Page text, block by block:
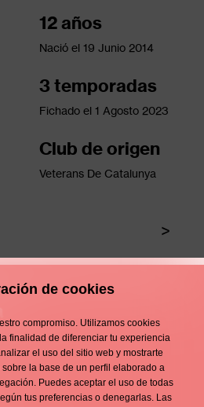
12 años
Nació el 19 Junio 2014
3 temporadas
Fichado el 1 Agosto 2023
Club de origen
Veterans De Catalunya
de cookies
compromiso. Utilizamos cookies
finalidad de diferenciar tu experiencia
el uso del sitio web y mostrarte
la base de un perfil elaborado a
Puedes aceptar el uso de todas
tus preferencias o denegarlas. Las